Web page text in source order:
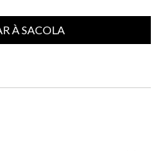
À SACOLA